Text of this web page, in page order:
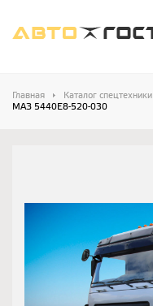
Главная Каталог спецтехники
МАЗ 5440Е8-520-030